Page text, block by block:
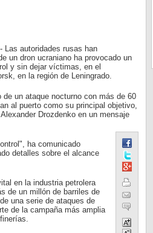
Las autoridades rusas han
un dron ucraniano ha provocado un
y sin dejar víctimas, en el
en la región de Leningrado.
de un ataque nocturno con más de 60
al puerto como su principal objetivo,
Drozdenko en un mensaje
ha comunicado
detalles sobre el alcance
en la industria petrolera
de un millón de barriles de
una serie de ataques de
de la campaña más amplia